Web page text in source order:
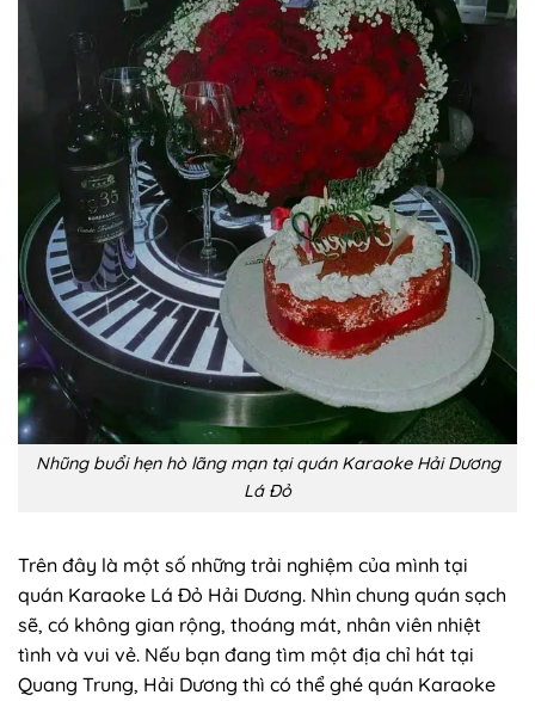
Nhũng buổi hẹn hò lãng mạn tại quán Karaoke Hải Dương
Lá Đỏ
Trên đây là một số những trải nghiệm của mình tại
quán Karaoke Lá Đỏ Hải Dương. Nhìn chung quán sạch
sẽ, có không gian rộng, thoáng mát, nhân viên nhiệt
tình và vui vẻ. Nếu bạn đang tìm một địa chỉ hát tại
Quang Trung, Hải Dương thì có thể ghé quán Karaoke